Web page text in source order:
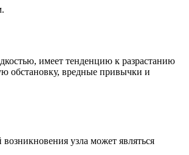
имеет тенденцию к разрастанию
обстановку, вредные привычки и
узла может являться